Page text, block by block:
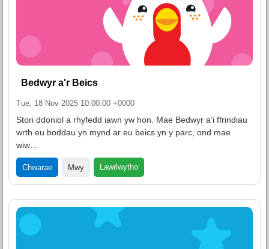
Bedwyr a'r Beics
Tue, 18 Nov 2025 10:00:00 +0000
Stori ddoniol a rhyfedd iawn yw hon. Mae Bedwyr a’i ffrindiau
wrth eu boddau yn mynd ar eu beics yn y parc, ond mae
wiw…
Chwarae Mwy Lawrlwytho